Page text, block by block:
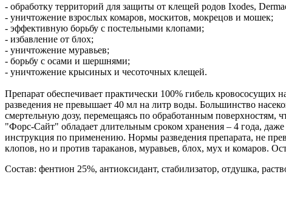
- обработку территорий для защиты от клещей родов Ixodes,
- уничтожение взрослых комаров, москитов, мокрецов и мошек;
- эффективную борьбу с постельными клопами;
- избавление от блох;
- уничтожение муравьев;
- борьбу с осами и шершнями;
- уничтожение крысиных и чесоточных клещей.
Препарат обеспечивает практически 100% гибель
разведения не превышает 40 мл на литр воды. Большинство
смертельную дозу, перемещаясь по обработанным поверхностям,
"Форс-Сайт" обладает длительным сроком хранения – 4 года,
инструкция по применению. Нормы разведения препарата, не
клопов, но и против тараканов, муравьев, блох, мух и комаров.
Состав: фентион 25%, антиоксидант, стабилизатор, отдушка,